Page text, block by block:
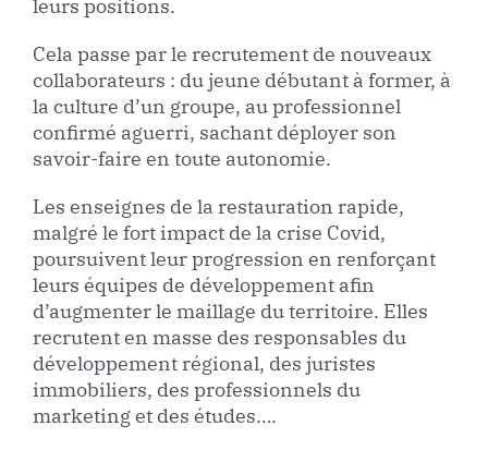
leurs positions.
Cela passe par le recrutement de nouveaux
collaborateurs : du jeune débutant à former, à
la culture d’un groupe, au professionnel
confirmé aguerri, sachant déployer son
savoir-faire en toute autonomie.
Les enseignes de la restauration rapide,
malgré le fort impact de la crise Covid,
poursuivent leur progression en renforçant
leurs équipes de développement afin
d’augmenter le maillage du territoire. Elles
recrutent en masse des responsables du
développement régional, des juristes
immobiliers, des professionnels du
marketing et des études….